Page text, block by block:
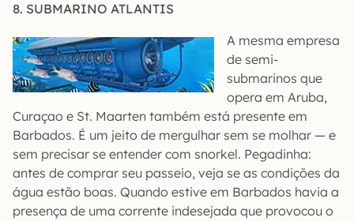
8. SUBMARINO ATLANTIS
A mesma empresa
de semi-
submarinos que
opera em Aruba,
Curaçao e St. Maarten também está presente em
Barbados. É um jeito de mergulhar sem se molhar — e
sem precisar se entender com snorkel. Pegadinha:
antes de comprar seu passeio, veja se as condições da
água estão boas. Quando estive em Barbados havia a
presença de uma corrente indesejada que provocou o